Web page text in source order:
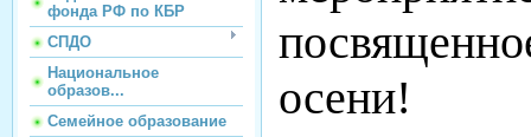
фонда РФ по КБР
СПДО
Национальное
образов...
Семейное образование
осени!